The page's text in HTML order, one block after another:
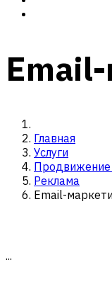
Главная
Услуги
Продвижение
Реклама
Email-
...